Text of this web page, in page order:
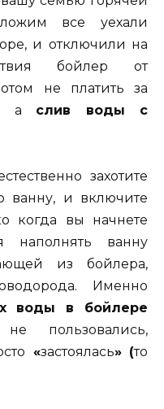
все уехали
и отключили на
бойлер от
не платить за
а слив воды с
захотите
ванну, и включите
когда вы начнете
наполнять ванну
из бойлера,
Именно
воды в бойлере
пользовались,
«застоялась» (то